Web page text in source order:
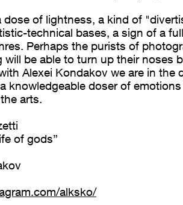
dose of lightness, a kind of
technical bases, a sign of a
Perhaps the purists of
will be able to turn up their noses
Alexei Kondakov we are in the
knowledgeable doser of
arts.
of gods”
alksko/